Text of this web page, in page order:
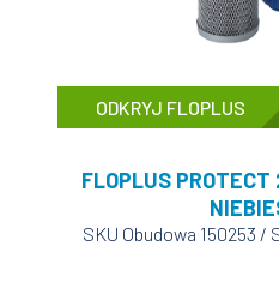
ODKRYJ FLOPLUS
FLOPLUS PROTECT
SKU Obudowa 150253 /